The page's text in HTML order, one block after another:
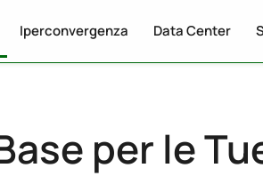
Iperconvergenza Data Center
per le